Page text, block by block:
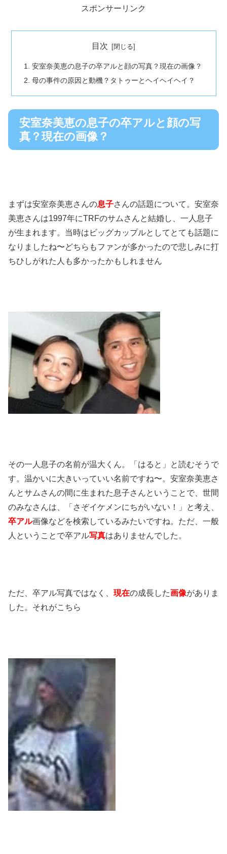
スポンサーリンク
目次
安室奈美恵の息子の卒アルと顔の写真？現在の画像？
母の事件の原因と動機？タトゥーとヘイヘイヘイ？
安室奈美恵の息子の卒アルと顔の写
真？現在の画像？
まずは安室奈美恵さんの息子さんの話題について。安室奈
美恵さんは1997年にTRFのサムさんと結婚し、一人息子
が生まれます。当時はビッグカップルとしてとても話題に
なりましたね〜どちらもファンが多かったので悲しみに打
ちひしがれた人も多かったかもしれません
その一人息子の名前が温大くん。「はると」と読むそうで
す。温かいに大きいっていい名前ですね〜。安室奈美恵さ
んとサムさんの間に生まれた息子さんということで、世間
のみなさんは、「さぞイケメンにちがいない！」と考え、
卒アル画像などを検索しているみたいですね。ただ、一般
人ということで卒アル写真はありませんでした。
ただ、卒アル写真ではなく、 現在の成長した画像がありま
した。それがこちら